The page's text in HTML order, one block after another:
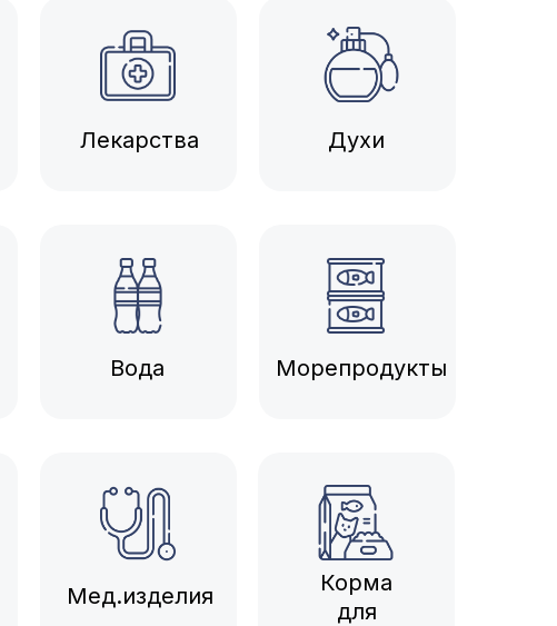
Духи
Лекарства
Корма
для
Морепродукты
Вода
Мед.изделия